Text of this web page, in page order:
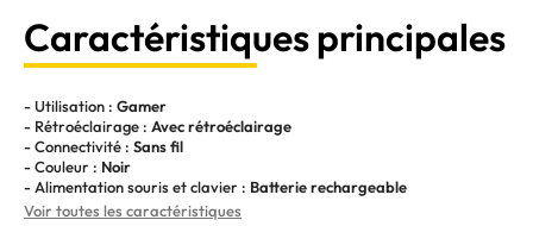
Caractéristiques principales
- Utilisation : Gamer
- Rétroéclairage : Avec rétroéclairage
- Connectivité : Sans fil
- Couleur : Noir
- Alimentation souris et clavier : Batterie rechargeable
Voir toutes les caractéristiques